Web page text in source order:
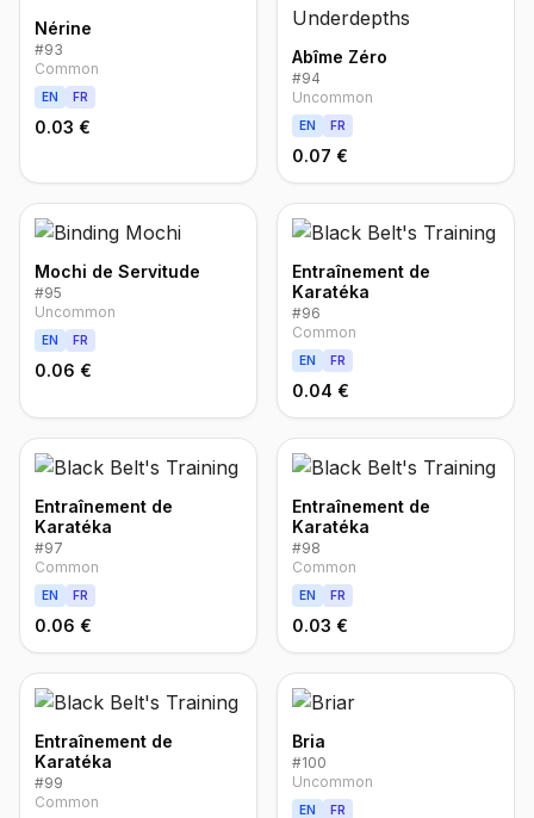
Nérine
#93
Common
EN FR
0.03 €
Abîme Zéro
#94
Uncommon
EN FR
0.07 €
Mochi de Servitude
#95
Uncommon
EN FR
0.06 €
Entraînement de
Karatéka
#96
Common
EN FR
0.04 €
Entraînement de
Karatéka
#97
Common
EN FR
0.06 €
Entraînement de
Karatéka
#98
Common
EN FR
0.03 €
Entraînement de
Karatéka
#99
Common
Bria
#100
Uncommon
EN FR